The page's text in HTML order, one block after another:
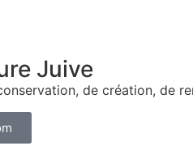
Juive
de création, de